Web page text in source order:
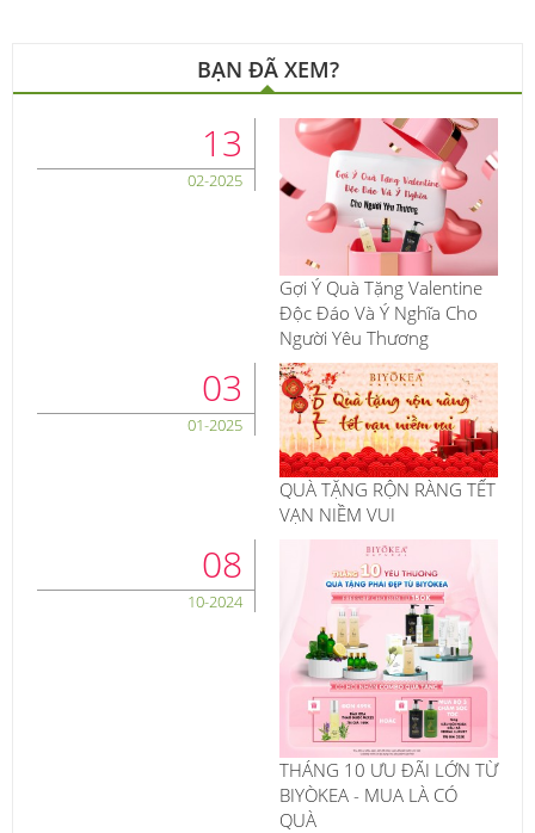
BẠN ĐÃ XEM?
13
02-2025
Gợi Ý Quà Tặng Valentine
Độc Đáo Và Ý Nghĩa Cho
Người Yêu Thương
03
01-2025
QUÀ TẶNG RỘN RÀNG TẾT
VẠN NIỀM VUI
08
10-2024
THÁNG 10 ƯU ĐÃI LỚN TỪ
BIYÒKEA - MUA LÀ CÓ
QUÀ